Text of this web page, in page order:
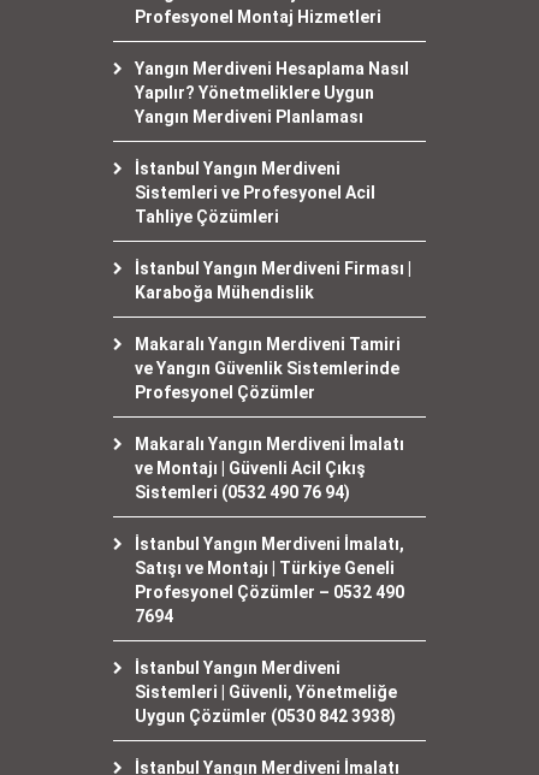
Profesyonel Montaj Hizmetleri
Yangın Merdiveni Hesaplama Nasıl
Yapılır? Yönetmeliklere Uygun
Yangın Merdiveni Planlaması
İstanbul Yangın Merdiveni
Sistemleri ve Profesyonel Acil
Tahliye Çözümleri
İstanbul Yangın Merdiveni Firması |
Karaboğa Mühendislik
Makaralı Yangın Merdiveni Tamiri
ve Yangın Güvenlik Sistemlerinde
Profesyonel Çözümler
Makaralı Yangın Merdiveni İmalatı
ve Montajı | Güvenli Acil Çıkış
Sistemleri (0532 490 76 94)
İstanbul Yangın Merdiveni İmalatı,
Satışı ve Montajı | Türkiye Geneli
Profesyonel Çözümler – 0532 490
7694
İstanbul Yangın Merdiveni
Sistemleri | Güvenli, Yönetmeliğe
Uygun Çözümler (0530 842 3938)
İstanbul Yangın Merdiveni İmalatı